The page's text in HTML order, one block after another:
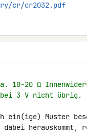
cr/cr2032.pdf
10-20 Ω
3 V nicht übrig.
ein(ige) Muster
dabei herauskommt,